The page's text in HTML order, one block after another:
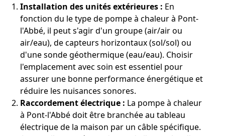
Installation des unités extérieures : En
fonction du le type de pompe à chaleur à Pont-
l'Abbé, il peut s'agir d'un groupe (air/air ou
air/eau), de capteurs horizontaux (sol/sol) ou
d'une sonde géothermique (eau/eau). Choisir
l'emplacement avec soin est essentiel pour
assurer une bonne performance énergétique et
réduire les nuisances sonores.
Raccordement électrique : La pompe à chaleur
à Pont-l'Abbé doit être branchée au tableau
électrique de la maison par un câble spécifique.